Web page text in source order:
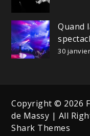
Quand
30
Copyright © 2026
de Massy | All
Shark Themes